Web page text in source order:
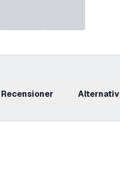
recensioner Alternativ